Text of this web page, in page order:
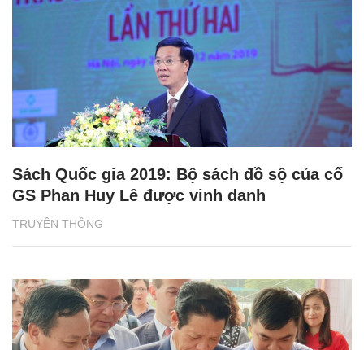
TRUYỀN THÔNG
Sách Quốc gia 2019: Bộ sách đồ sộ của cố
GS Phan Huy Lê được vinh danh